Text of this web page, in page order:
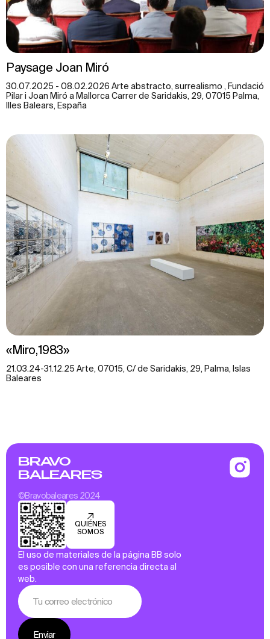
Paysage Joan Miró
30.07.2025 - 08.02.2026 Arte abstracto, surrealismo , Fundació
Pilar i Joan Miró a Mallorca Carrer de Saridakis, 29, 07015 Palma,
Illes Balears, España
«Miro,1983»
21.03.24-31.12.25 Arte, 07015, C/ de Saridakis, 29, Palma, Islas
Baleares
BRAVO
BALEARES
©Bravobaleares 2024
QUIÉNES
SOMOS
El uso de materiales de la página BB solo
es posible con una referencia directa al
web.